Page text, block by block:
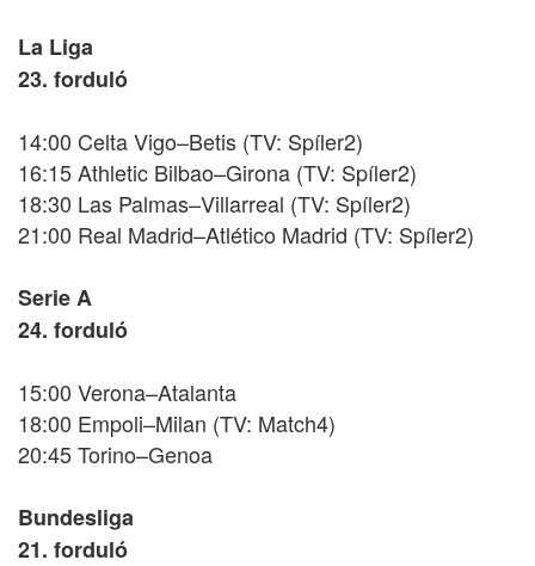
La Liga
23. forduló
14:00 Celta Vigo–Betis (TV: Spíler2)
16:15 Athletic Bilbao–Girona (TV: Spíler2)
18:30 Las Palmas–Villarreal (TV: Spíler2)
21:00 Real Madrid–Atlético Madrid (TV: Spíler2)
Serie A
24. forduló
15:00 Verona–Atalanta
18:00 Empoli–Milan (TV: Match4)
20:45 Torino–Genoa
Bundesliga
21. forduló